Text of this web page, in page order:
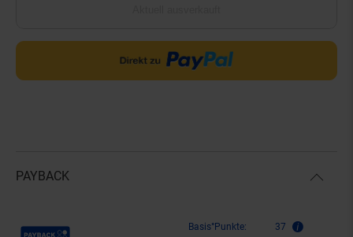
PAYBACK
Payback Punkte Basis°Punkte:
37